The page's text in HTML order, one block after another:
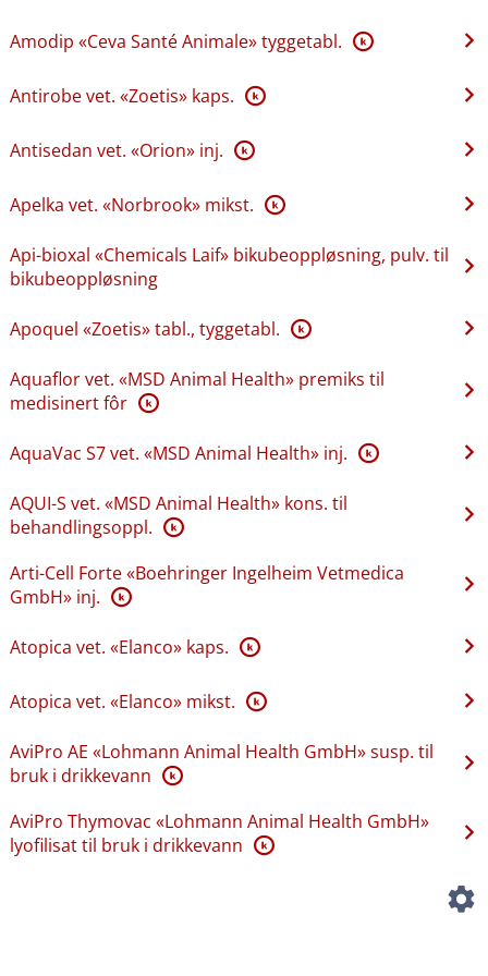
Amodip «Ceva Santé Animale» tyggetabl. K
Antirobe vet. «Zoetis» kaps. K
Antisedan vet. «Orion» inj. K
Apelka vet. «Norbrook» mikst. K
Api-bioxal «Chemicals Laif» bikubeoppløsning, pulv. til
bikubeoppløsning
Apoquel «Zoetis» tabl., tyggetabl. K
Aquaflor vet. «MSD Animal Health» premiks til
medisinert fôr K
AquaVac S7 vet. «MSD Animal Health» inj. K
AQUI-S vet. «MSD Animal Health» kons. til
behandlingsoppl. K
Arti-Cell Forte «Boehringer Ingelheim Vetmedica
GmbH» inj. K
Atopica vet. «Elanco» kaps. K
Atopica vet. «Elanco» mikst. K
AviPro AE «Lohmann Animal Health GmbH» susp. til
bruk i drikkevann K
AviPro Thymovac «Lohmann Animal Health GmbH»
lyofilisat til bruk i drikkevann K